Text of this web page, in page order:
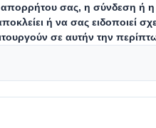
επιτύχουμε το